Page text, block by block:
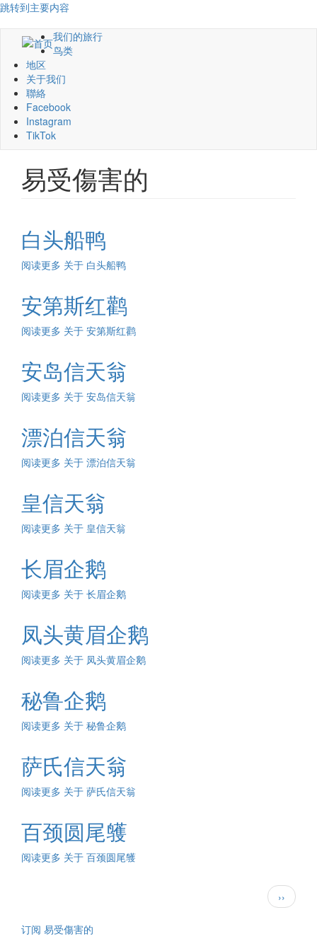
跳转到主要内容
我们的旅行
鸟类
地区
关于我们
聯絡
Facebook
Instagram
TikTok
易受傷害的
白头船鸭
阅读更多 关于 白头船鸭
安第斯红鹳
阅读更多 关于 安第斯红鹳
安岛信天翁
阅读更多 关于 安岛信天翁
漂泊信天翁
阅读更多 关于 漂泊信天翁
皇信天翁
阅读更多 关于 皇信天翁
长眉企鹅
阅读更多 关于 长眉企鹅
凤头黄眉企鹅
阅读更多 关于 凤头黄眉企鹅
秘鲁企鹅
阅读更多 关于 秘鲁企鹅
萨氏信天翁
阅读更多 关于 萨氏信天翁
百颈圆尾鹱
阅读更多 关于 百颈圆尾鹱
下
一
››
订阅 易受傷害的